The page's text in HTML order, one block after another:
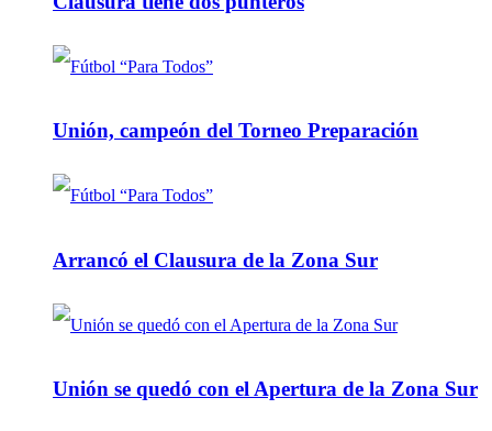
Unión, campeón del Torneo Preparación
Arrancó el Clausura de la Zona Sur
Unión se quedó con el Apertura de la Zona Sur